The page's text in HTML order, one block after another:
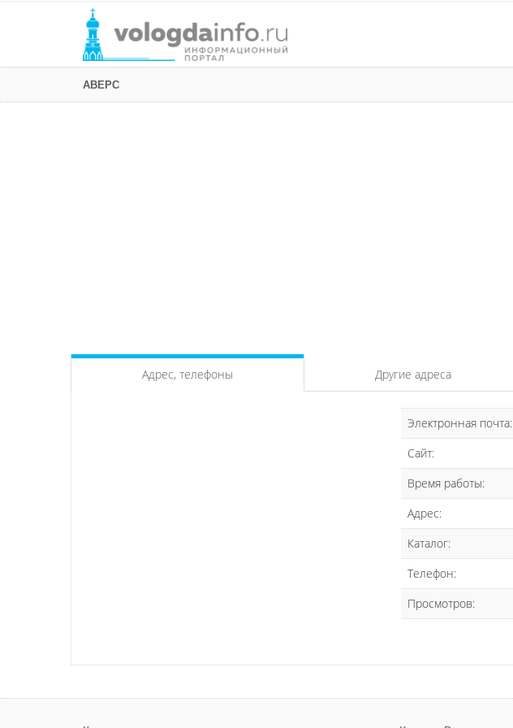
АВЕРС
Адрес, телефоны Другие адреса
Электронная почта:
Сайт:
Время работы:
Адрес:
Каталог:
Телефон:
Просмотров: